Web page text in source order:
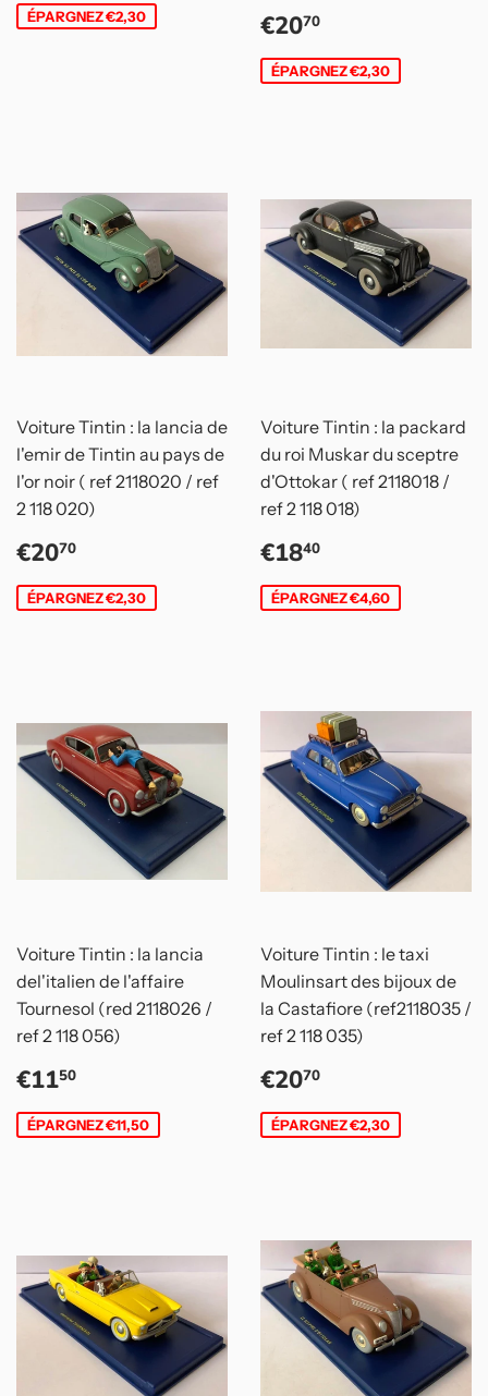
ÉPARGNEZ €2,30 Prix
réduit
€2070
ÉPARGNEZ €2,30
Voiture Tintin : la lancia de
l'emir de Tintin au pays de
l'or noir ( ref 2118020 / ref
2 118 020)
Prix
réduit
€2070
ÉPARGNEZ €2,30
Voiture Tintin : la packard
du roi Muskar du sceptre
d'Ottokar ( ref 2118018 /
ref 2 118 018)
Prix
réduit
€1840
ÉPARGNEZ €4,60
Voiture Tintin : la lancia
del'italien de l'affaire
Tournesol (red 2118026 /
ref 2 118 056)
Prix
réduit
€1150
ÉPARGNEZ €11,50
Voiture Tintin : le taxi
Moulinsart des bijoux de
la Castafiore (ref2118035 /
ref 2 118 035)
Prix
réduit
€2070
ÉPARGNEZ €2,30